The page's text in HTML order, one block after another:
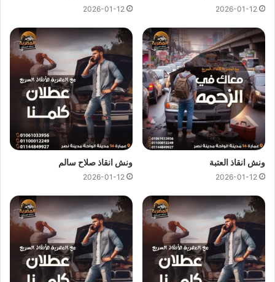
وبأسعار معقولة كل ما عليك الاتصال بنا وسوف نستجيب علي الفور
ونرسل لك على الفوراقرب ونش انقاذمتوفر في عابدين بالقرب من
مكان تعطل سيارتك لاننا نجعلها سهلة باتصالك بنا علي
01144849927او01017439322او01094833093نحن
نستعين بفريق من السائقين الخبرة لرفع و انقاذ سيارتك لاننا لا نعتمد
فقط علىونش الانقاذولكننا نمتلك ايضا رافعات لانقاذ السيارات
المعطلة بنظام رفع هيدروليكي متكامل للتعامل مع حالات السيارات
الثقيلة وسيارات النقل و سيارات النصف نقل العالقة.
ونش نقل سيارات عابدين
ونش انقاذ عابدينيوفر خدمة المساعدة على الطريق بسرعة فائفة و
بسعر معقول و خدمةانقاذ السياراتفي عابدين وذلك من خلال فريق
من السائقين الوناشين الخبرة لتزويدك بافضل خدمةانقاذ سيارات
على الطريق و تقديم جميع خدمات
الانقاذ السريع.
2026-01-12
2026-01-12
ونش انقاذ العتبة
2026-01-12
ونش انقاذ صلاح سالم
2026-01-12